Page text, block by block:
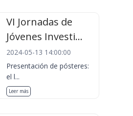
VI Jornadas de
Jóvenes Investi...
2024-05-13 14:00:00
Presentación de pósteres:
el l...
Leer más